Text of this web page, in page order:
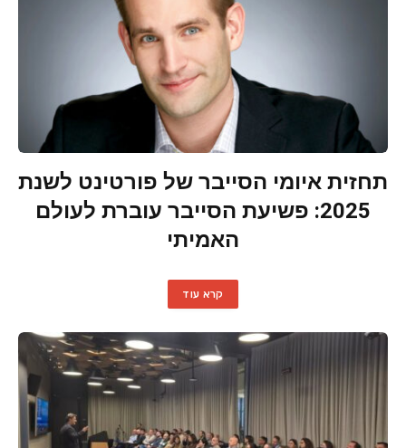
תחזית איומי הסייבר של פורטינט לשנת
2025: פשיעת הסייבר עוברת לעולם
האמיתי
קרא עוד